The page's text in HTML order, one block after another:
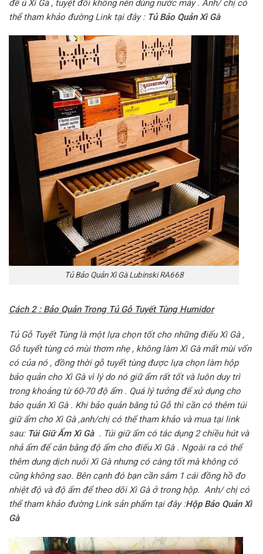
để ủ Xì Gà , tuyệt đối không nên dùng nước máy . Anh/ chị có
thể tham khảo đường Link tại đây : Tủ Bảo Quản Xì Gà
Tủ Bảo Quản Xì Gà Lubinski RA668
Cách 2 : Bảo Quản Trong Tủ Gỗ Tuyết Tùng Humidor
Tủ Gỗ Tuyết Tùng là một lựa chọn tốt cho những điếu Xì Gà ,
Gỗ tuyết tùng có mùi thơm nhẹ , không làm Xì Gà mất mùi vốn
có của nó , đồng thời gỗ tuyết tùng được lựa chọn làm hộp
bảo quản cho Xì Gà vì lý do nó giữ ẩm rất tốt và luôn duy trì
trong khoảng từ 60-70 độ ẩm . Quá lý tưởng để xử dụng cho
bảo quản Xì Gà . Khi bảo quản bằng tủ Gỗ thì cần có thêm túi
giữ ẩm cho Xì Gà ,anh/chị có thể tham khảo và mua tại link
sau: Túi Giữ Ẩm Xì Gà . Túi giữ ẩm có tác dụng 2 chiều hút và
nhả ẩm để cân bằng độ ẩm cho điếu Xì Gà . Ngoài ra có thể
thêm dung dịch nuôi Xì Gà nhưng có càng tốt mà không có
cũng không sao. Bên cạnh đó bạn cần sắm 1 cái đồng hồ đo
nhiệt độ và độ ẩm để theo dõi Xì Gà ở trong hộp. Anh/ chị có
thể tham khảo đường Link sản phẩm tại đây :Hộp Bảo Quản Xì
Gà